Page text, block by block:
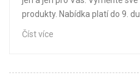
produkty. Nabídka platí do 9.
Číst více